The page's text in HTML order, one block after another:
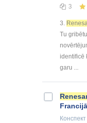
3
3.
Tu
identificē
garu ...
Francijā
Конспект